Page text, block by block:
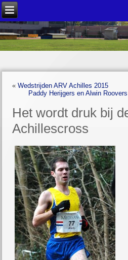
«Wedstrijden ARV Achilles 2015
Paddy Herijgers en Alwin
Het wordt druk bij
Achillescross